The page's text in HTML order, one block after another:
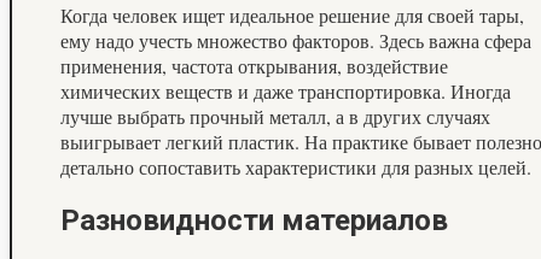
Когда человек ищет идеальное решение для своей тары,
ему надо учесть множество факторов. Здесь важна сфера
применения, частота открывания, воздействие
химических веществ и даже транспортировка. Иногда
лучше выбрать прочный металл, а в других случаях
выигрывает легкий пластик. На практике бывает полезно
детально сопоставить характеристики для разных целей.
Разновидности материалов